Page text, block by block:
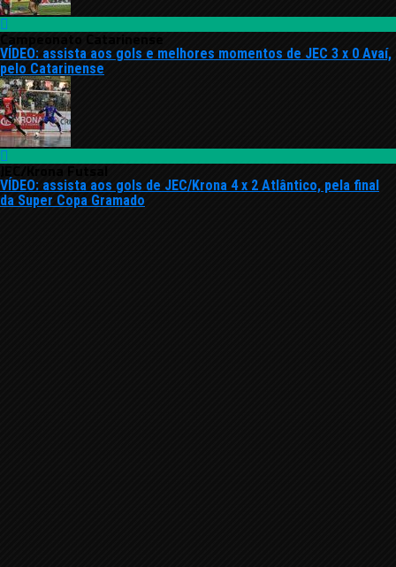
Campeonato Catarinense
VÍDEO: assista aos gols e melhores momentos de JEC 3 x 0 Avaí,
pelo Catarinense
JEC/Krona Futsal
VÍDEO: assista aos gols de JEC/Krona 4 x 2 Atlântico, pela final
da Super Copa Gramado